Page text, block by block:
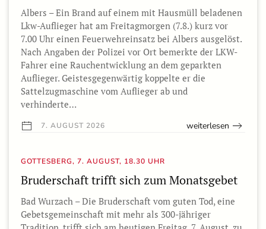
Albers – Ein Brand auf einem mit Hausmüll beladenen
Lkw-Auflieger hat am Freitagmorgen (7.8.) kurz vor
7.00 Uhr einen Feuerwehreinsatz bei Albers ausgelöst.
Nach Angaben der Polizei vor Ort bemerkte der LKW-
Fahrer eine Rauchentwicklung an dem geparkten
Auflieger. Geistesgegenwärtig koppelte er die
Sattelzugmaschine vom Auflieger ab und
verhinderte…
7. AUGUST 2026 weiterlesen
GOTTESBERG, 7. AUGUST, 18.30 UHR
Bruderschaft trifft sich zum Monatsgebet
Bad Wurzach – Die Bruderschaft vom guten Tod, eine
Gebetsgemeinschaft mit mehr als 300-jähriger